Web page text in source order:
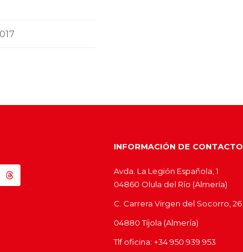
INFORMACIÓN DE CONTACTO
Avda. La Legión Española, 1
04860 Olula del Río (Almería)
C. Carrera Virgen del Socorro, 26
04880 Tíjola (Almería)
Tlf oficina: +34 950 939 953